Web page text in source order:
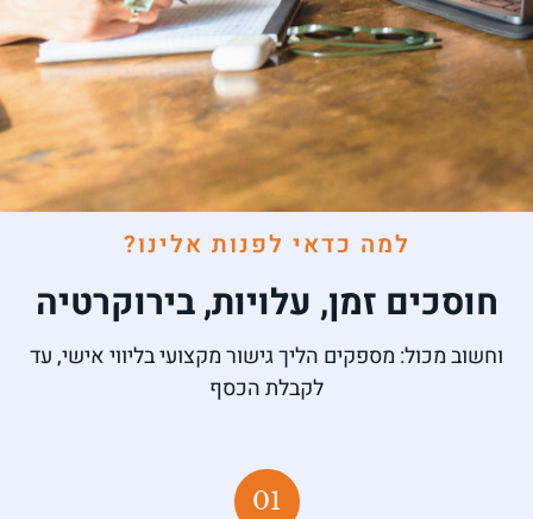
למה כדאי לפנות אלינו?
חוסכים זמן, עלויות, בירוקרטיה
וחשוב מכול: מספקים הליך גישור מקצועי בליווי אישי, עד
לקבלת הכסף
01